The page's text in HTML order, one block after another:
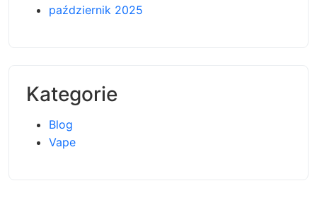
październik 2025
Kategorie
Blog
Vape